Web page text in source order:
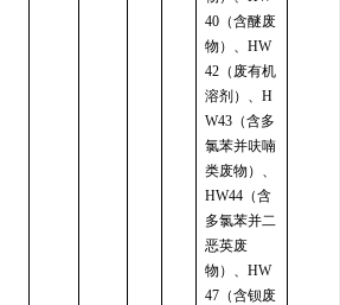
40 （含醚废
物）、HW
42 （废有机
溶剂）、H
W43 （含多
氯苯并呋喃
类废物）、
HW44 （含
多氯苯并二
恶英废
物）、HW
47 （含钡废